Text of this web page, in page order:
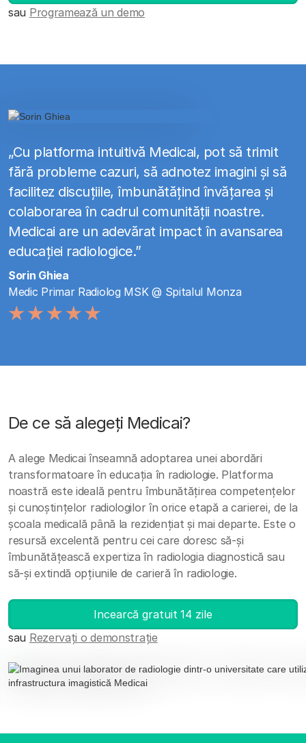
sau Programează un demo
„Cu platforma intuitivă Medicai, pot să trimit
fără probleme cazuri, să adnotez imagini și să
facilitez discuțiile, îmbunătățind învățarea și
colaborarea în cadrul comunității noastre.
Medicai are un adevărat impact în avansarea
educației radiologice.”
Sorin Ghiea
Medic Primar Radiolog MSK @ Spitalul Monza
De ce să alegeți Medicai?
A alege Medicai înseamnă adoptarea unei abordări
transformatoare în educația în radiologie. Platforma
noastră este ideală pentru îmbunătățirea competențelor
și cunoștințelor radiologilor în orice etapă a carierei, de la
școala medicală până la rezidențiat și mai departe. Este o
resursă excelentă pentru cei care doresc să-și
îmbunătățească expertiza în radiologia diagnostică sau
să-și extindă opțiunile de carieră în radiologie.
Incearcă gratuit 14 zile
sau Rezervați o demonstrație